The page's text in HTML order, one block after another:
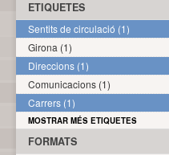
ETIQUETES
Sentits de circulació (1)
Girona (1)
Direccions (1)
Comunicacions (1)
Carrers (1)
MOSTRAR MÉS ETIQUETES
FORMATS